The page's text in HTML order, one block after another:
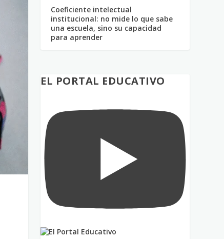
Coeficiente intelectual
institucional: no mide lo que sabe
una escuela, sino su capacidad
para aprender
EL PORTAL EDUCATIVO